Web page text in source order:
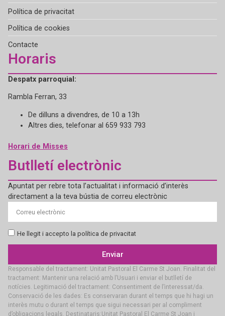
Política de privacitat
Política de cookies
Contacte
Horaris
Despatx parroquial:
Rambla Ferran, 33
De dilluns a divendres, de 10 a 13h
Altres dies, telefonar al 659 933 793
Horari de Misses
Butlletí electrònic
Apuntat per rebre tota l’actualitat i informació d’interès
directament a la teva bústia de correu electrònic
He llegit i accepto la política de privacitat
Enviar
Responsable del tractament: Unitat Pastoral El Carme St Joan. Finalitat del
tractament: Mantenir una relació amb l’Usuari i enviar el butlletí de
notícies. Legitimació del tractament: Consentiment de l’interessat/da.
Conservació de les dades: Es conservaran durant el temps que hi hagi un
interès mutu o durant el temps que sigui necessari per al compliment
d’obligacions legals. Destinataris:Unitat Pastoral El Carme St Joan i